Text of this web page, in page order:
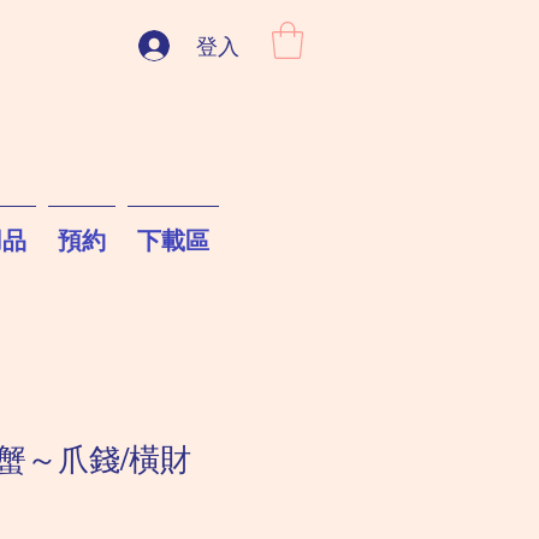
登入
預約 下載區
～爪錢/橫財